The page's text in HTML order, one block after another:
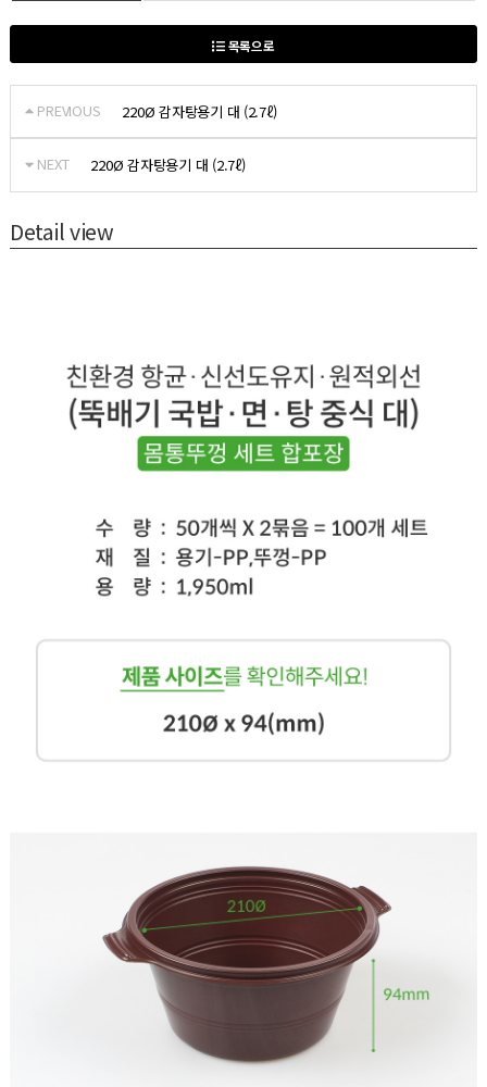
목록으로
PREVIOUS 220Ø 감자탕용기 대 (2.7ℓ)
NEXT 220Ø 감자탕용기 대 (2.7ℓ)
Detail view